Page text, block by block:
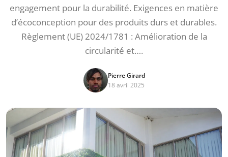
engagement pour la durabilité. Exigences en matière
d’écoconception pour des produits durs et durables.
Règlement (UE) 2024/1781 : Amélioration de la
circularité et….
Pierre Girard
18 avril 2025